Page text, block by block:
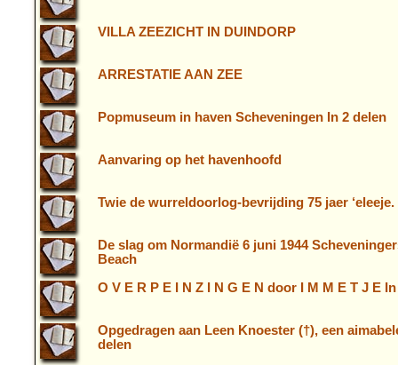
VILLA ZEEZICHT IN DUINDORP
ARRESTATIE AAN ZEE
Popmuseum in haven Scheveningen In 2 delen
Aanvaring op het havenhoofd
Twie de wurreldoorlog-bevrijding 75 jaer ‘eleeje.
De slag om Normandië 6 juni 1944
Beach
O V E R P E I N Z I N G E N door I M M E T J E
Opgedragen aan Leen Knoester (†), een
delen